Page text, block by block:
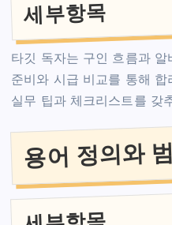
세부항목
타깃 독자는 구인 흐름과 알
준비와 시급 비교를 통해
실무 팁과 체크리스트를 갖
용어 정의와